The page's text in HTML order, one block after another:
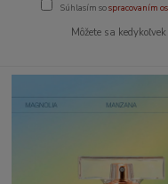
Súhlasím sospracovaním
Môžete sa